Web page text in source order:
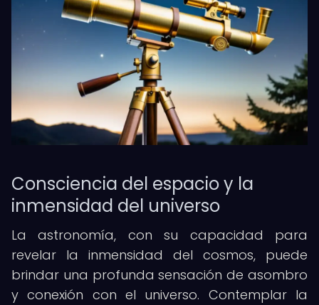
Consciencia del espacio y la
inmensidad del universo
La astronomía, con su capacidad para
revelar la inmensidad del cosmos, puede
brindar una profunda sensación de asombro
y conexión con el universo. Contemplar la